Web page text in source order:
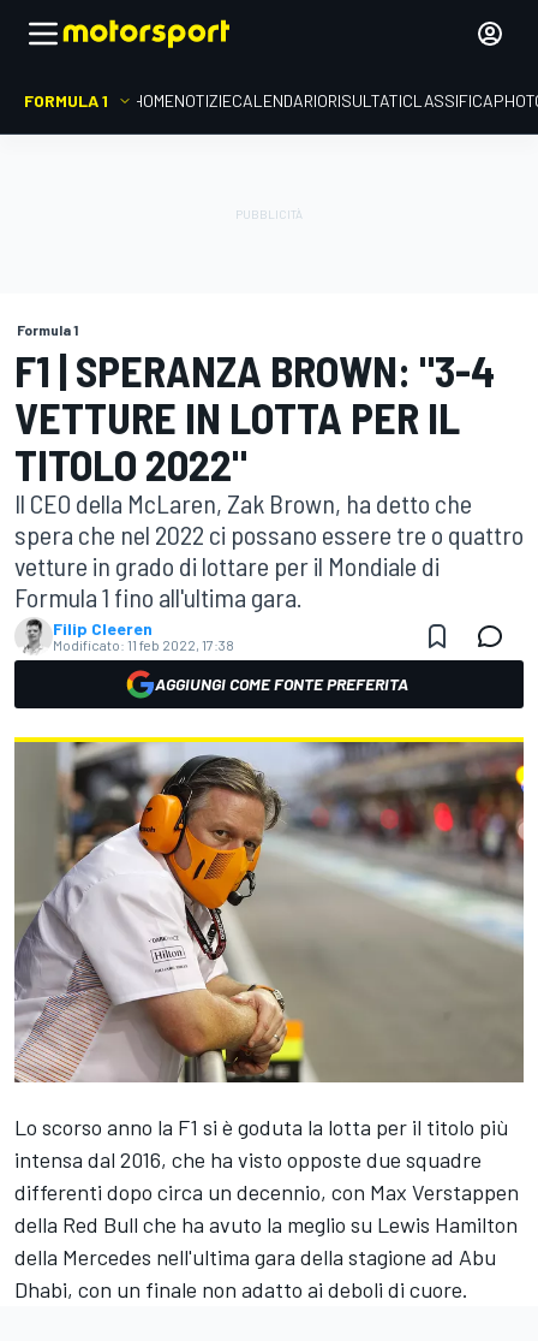
FORMULA 1 HOMENOTIZIECALENDARIORISULTATICLASSIFICA
Formula 1
F1 | SPERANZA BROWN: "3-4
VETTURE IN LOTTA PER IL
TITOLO 2022"
Il CEO della McLaren, Zak Brown, ha detto che
spera che nel 2022 ci possano essere tre o quattro
vetture in grado di lottare per il Mondiale di
Formula 1 fino all'ultima gara.
Filip Cleeren
Modificato: 11 feb 2022, 17:38
AGGIUNGI COME FONTE PREFERITA
Lo scorso anno la F1 si è goduta la lotta per il titolo più
intensa dal 2016, che ha visto opposte due squadre
differenti dopo circa un decennio, con Max Verstappen
della Red Bull che ha avuto la meglio su Lewis Hamilton
della Mercedes nell'ultima gara della stagione ad Abu
Dhabi, con un finale non adatto ai deboli di cuore.